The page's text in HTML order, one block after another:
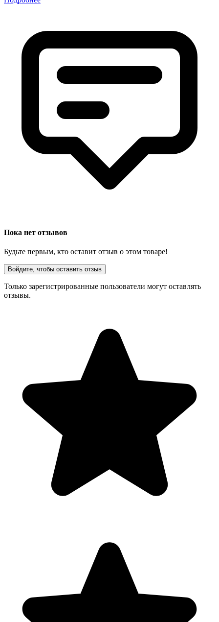
Пока нет отзывов
Будьте первым, кто оставит отзыв о этом товаре!
Войдите, чтобы оставить отзыв
Только зарегистрированные пользователи могут оставлять
отзывы.